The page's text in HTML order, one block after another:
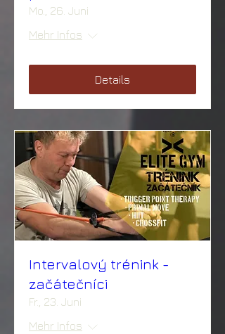
Mo., 26. Juni
Mehr Infos
Details
Intervalový trénink -
začátečníci
Fr., 23. Juni
Mehr Infos